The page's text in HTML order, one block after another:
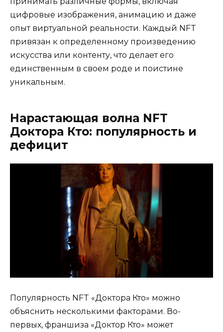
цифровые изображения, анимацию и даже
опыт виртуальной реальности. Каждый NFT
привязан к определенному произведению
искусства или контенту, что делает его
единственным в своем роде и поистине
уникальным.
Нарастающая волна NFT
Доктора Кто: популярность и
дефицит
Популярность NFT «Доктора Кто» можно
объяснить несколькими факторами. Во-
первых, франшиза «Доктор Кто» может